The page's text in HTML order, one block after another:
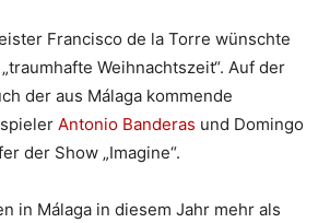
Francisco de la Torre wünschte
Weihnachtszeit“. Auf der
der aus Málaga kommende
Antonio Banderas und Domingo
der Show „Imagine“.
in Málaga in diesem Jahr mehr als